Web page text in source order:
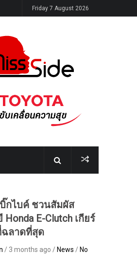
Friday 7 August 2026
กไบค์ ชวนสัมผัส
Honda E-Clutch เกียร์
ลาดที่สุด
/ 3 months ago / News / No